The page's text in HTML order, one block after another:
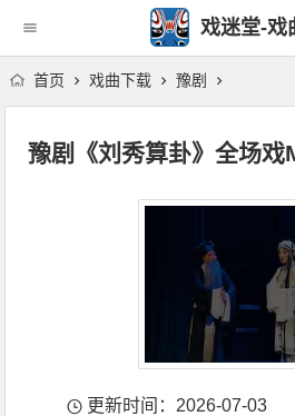
戏迷堂-戏
首页 戏曲下载 豫剧
豫剧《刘秀算卦》全场戏
更新时间：2026-07-03